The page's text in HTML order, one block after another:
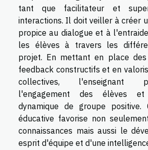
tant que facilitateur et
interactions. Il doit veiller à créer
propice au dialogue et à
les élèves à travers les
projet. En mettant en place des
feedback constructifs et en
collectives, l'enseignant
l'engagement des élèves
dynamique de groupe positive.
éducative favorise non
connaissances mais aussi le
esprit d'équipe et d'une